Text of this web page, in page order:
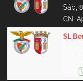
Sáb,
CN,
SL